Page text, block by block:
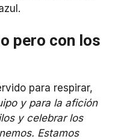
pero con los
para respirar,
y para la afición
y celebrar los
Estamos